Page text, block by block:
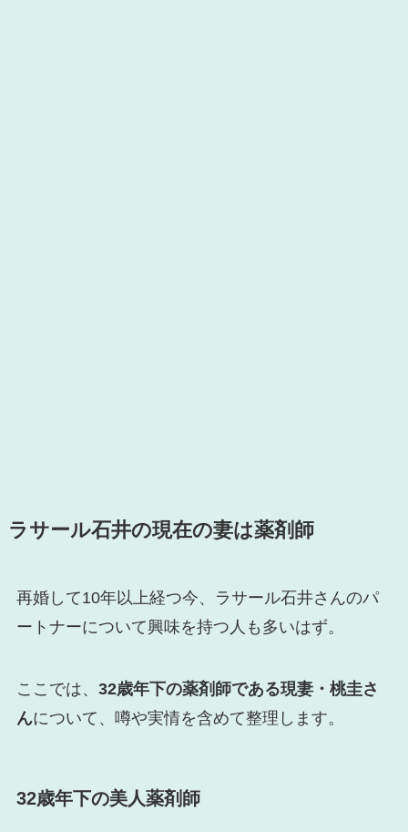
ラサール石井の現在の妻は薬剤師
再婚して10年以上経つ今、ラサール石井さんのパ
ートナーについて興味を持つ人も多いはず。
ここでは、 32歳年下の薬剤師である現妻・桃圭さ
んについて、噂や実情を含めて整理します。
32歳年下の美人薬剤師